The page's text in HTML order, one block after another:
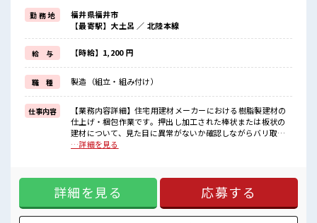
時間をしっかり確保できる、
残業基本ナシのお仕事♪
オンとオフをきっちり切り替えたい方にオススメ！
≪土日祝休のお仕事≫
家族や友人と一緒にプライベート満喫！
≪髪色自由で自分らしく働く≫
明るすぎたり奇抜でなければ基本的に自由！
(規定有)≪機能的な制服アリ≫
制服があるので、
毎日の服装の悩み解消♪
≪自分に向いている仕事が探せる≫
困った事などがあれば、
担当がしっかりサポートします！
キバツ過ぎなければ髪色・髪型は自由！
あなたの個性を大事にできます♪
休憩室完備でランチや休憩も充実しそう♪
お休みは土日祝日なので友人や家族との予定も合わせやすい♪
勤 務 地
福井県福井市
【最寄駅】大土呂 ／ 北陸本線
給 与 【時給】1,200 円
職 種 製造（組立・組み付け）
仕事内容
【業務内容詳細】住宅用建材メーカーにおける樹脂製建材の
仕上げ・梱包作業です。押出し加工された棒状または板状の
建材について、見た目に異常がないか確認しながらバリ取り
を行います。その後、製品を紐でまとめて箱に入れ、台車へ
品情報】樹脂製建築資材 ■お仕事PR ≪扶養内で働く≫ 扶養内
OKなので、 主婦&主夫さんも気軽にご応募くださいね♪
≪NO残業≫ 時間をしっかり確保できる、 残業基本ナシのお
仕事♪ オンとオフをきっちり切り替えたい方にオススメ！ ≪
…詳細を見る
詳細を見る 応募する